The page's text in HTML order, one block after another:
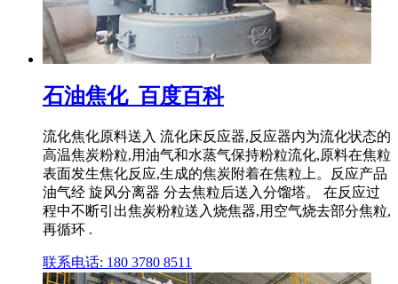
石油焦化_百度百科
流化焦化原料送入 流化床反应器,反应器内为流化状态的
高温焦炭粉粒,用油气和水蒸气保持粉粒流化,原料在焦粒
表面发生焦化反应,生成的焦炭附着在焦粒上。反应产品
油气经 旋风分离器 分去焦粒后送入分馏塔。 在反应过
程中不断引出焦炭粉粒送入烧焦器,用空气烧去部分焦粒,
再循环 .
联系电话: 180 3780 8511